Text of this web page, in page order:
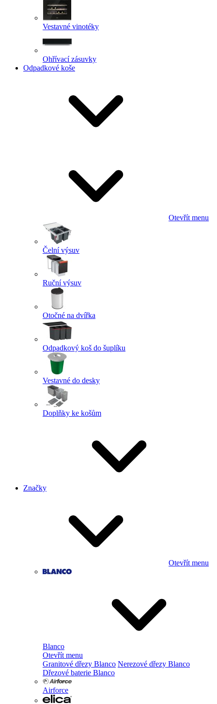
Vestavné vinotéky
Ohřívací zásuvky
Odpadkové koše
Otevřít menu
Čelní výsuv
Ruční výsuv
Otočné na dvířka
Odpadkový koš do šuplíku
Vestavné do desky
Doplňky ke košům
Značky
Otevřít menu
Blanco
Otevřít menu
Granitové dřezy Blanco Nerezové dřezy Blanco
Dřezové baterie Blanco
Airforce